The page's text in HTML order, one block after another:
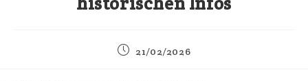
Beitrag21/02/2026